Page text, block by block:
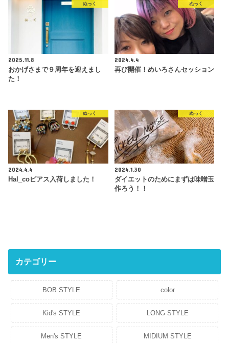
ぬっく
2025.11.8
おかげさまで９周年を迎えまし
た！
ぬっく
2024.4.4
再び開催！めいろさんセッション
ぬっく
2024.4.4
Hal_coピアス入荷しました！
ぬっく
2024.1.30
ダイエットのためにまずは味噌玉
作ろう！！
カテゴリー
BOB STYLE color
Kid's STYLE LONG STYLE
Men's STYLE MIDIUM STYLE